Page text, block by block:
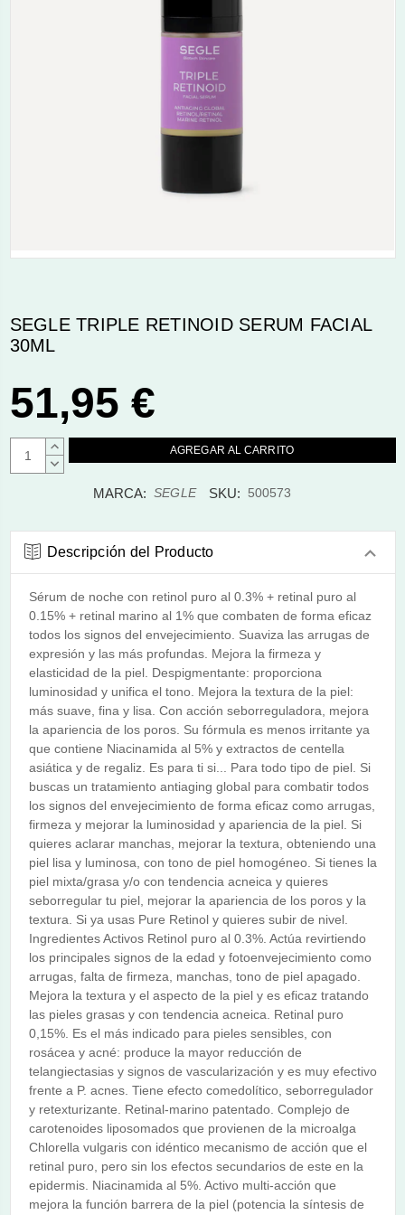
SEGLE TRIPLE RETINOID SERUM FACIAL
30ML
51,95 €
AUMENTAR
CANTIDAD:
DISMINUIR
MARCA: SEGLE SKU: 500573
Descripción del Producto
Sérum de noche con retinol puro al 0.3% + retinal puro al
0.15% + retinal marino al 1% que combaten de forma eficaz
todos los signos del envejecimiento. Suaviza las arrugas de
expresión y las más profundas. Mejora la firmeza y
elasticidad de la piel. Despigmentante: proporciona
luminosidad y unifica el tono. Mejora la textura de la piel:
más suave, fina y lisa. Con acción seborreguladora, mejora
la apariencia de los poros. Su fórmula es menos irritante ya
que contiene Niacinamida al 5% y extractos de centella
asiática y de regaliz. Es para ti si... Para todo tipo de piel. Si
buscas un tratamiento antiaging global para combatir todos
los signos del envejecimiento de forma eficaz como arrugas,
firmeza y mejorar la luminosidad y apariencia de la piel. Si
quieres aclarar manchas, mejorar la textura, obteniendo una
piel lisa y luminosa, con tono de piel homogéneo. Si tienes la
piel mixta/grasa y/o con tendencia acneica y quieres
seborregular tu piel, mejorar la apariencia de los poros y la
textura. Si ya usas Pure Retinol y quieres subir de nivel.
Ingredientes Activos Retinol puro al 0.3%. Actúa revirtiendo
los principales signos de la edad y fotoenvejecimiento como
arrugas, falta de firmeza, manchas, tono de piel apagado.
Mejora la textura y el aspecto de la piel y es eficaz tratando
las pieles grasas y con tendencia acneica. Retinal puro
0,15%. Es el más indicado para pieles sensibles, con
rosácea y acné: produce la mayor reducción de
telangiectasias y signos de vascularización y es muy efectivo
frente a P. acnes. Tiene efecto comedolítico, seborregulador
y retexturizante. Retinal-marino patentado. Complejo de
carotenoides liposomados que provienen de la microalga
Chlorella vulgaris con idéntico mecanismo de acción que el
retinal puro, pero sin los efectos secundarios de este en la
epidermis. Niacinamida al 5%. Activo multi-acción que
mejora la función barrera de la piel (potencia la síntesis de